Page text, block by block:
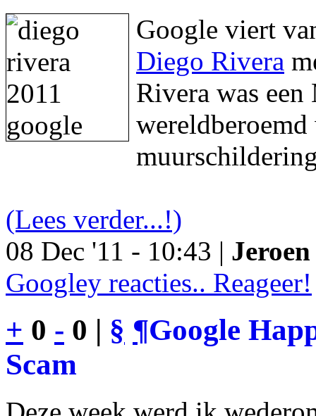
Google viert
Diego Rivera
Rivera was een
(Lees verder...!)
08 Dec '11 - 10:43 |
Googley reacties.. Reageer!
+ 0 - 0 | § ¶Google
Scam